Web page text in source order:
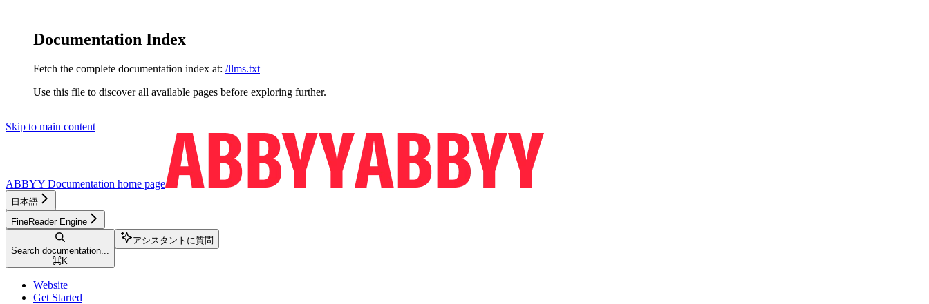
Documentation Index
Fetch the complete documentation index at: /llms.txt
Use this file to discover all available pages before exploring further.
Skip to main content
ABBYY Documentation home page
日本語
FineReader Engine
Search documentation...
⌘K
アシスタントに質問
Website
Get Started